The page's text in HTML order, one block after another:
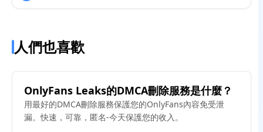
人們也喜歡
OnlyFans Leaks的DMCA刪除服務是什麼？
用最好的DMCA刪除服務保護您的OnlyFans內容免受泄
漏。快速，可靠，匿名-今天保護您的收入。